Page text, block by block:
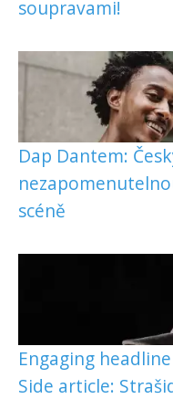
soupravami!
Dap Dantem:
scéně
Engaging
Side article: